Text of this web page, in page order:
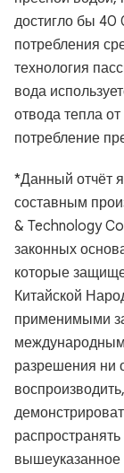
достигло бы
потребления
технология
вода
отвода тепла
потребление
*Данный отчёт
составным
& Technology
законных
которые
Китайской
применимыми
разрешения ни